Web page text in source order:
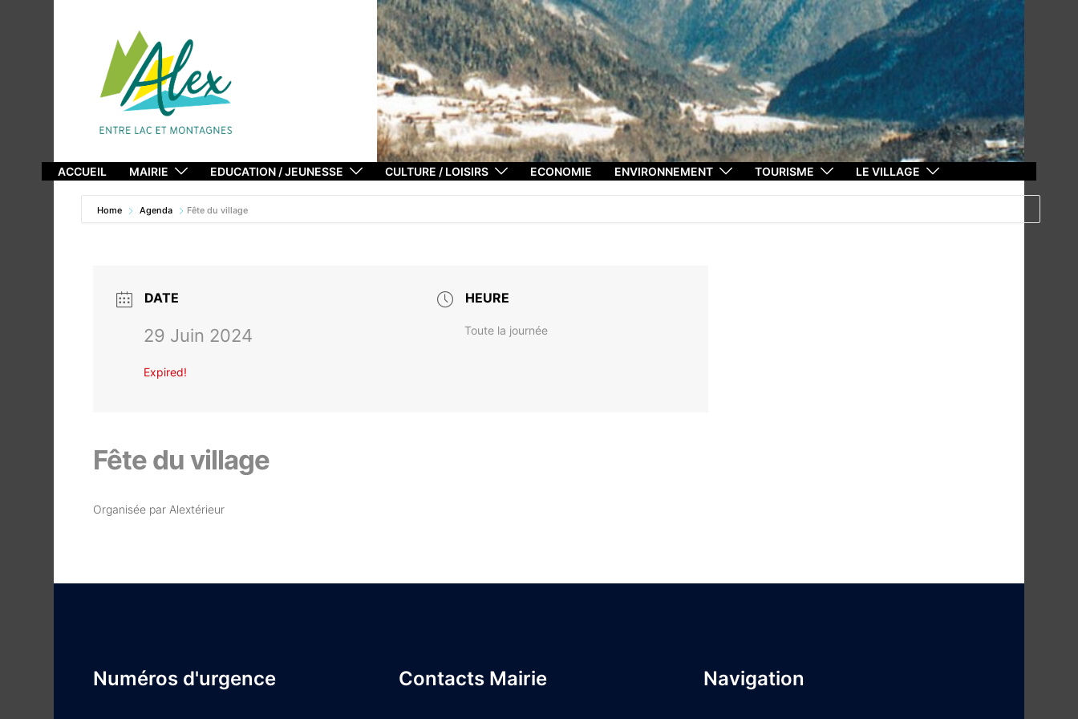
ACCUEIL MAIRIE EDUCATION / JEUNESSE CULTURE / LOISIRS ECONOMIE ENVIRONNEMENT TOURISME LE VILLAGE
Home Agenda Fête du village
DATE
29 Juin 2024
Expired!
HEURE
Toute la journée
Fête du village
Organisée par Alextérieur
Numéros d'urgence Contacts Mairie Navigation